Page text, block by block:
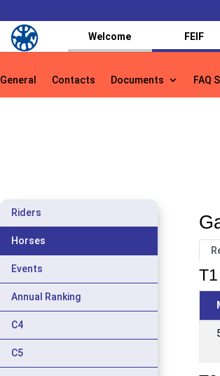
Welcome FEIF
General Contacts Documents FAQ
General Contacts Documents FAQ
Riders
Horses
Events
Annual Ranking
C4
C5